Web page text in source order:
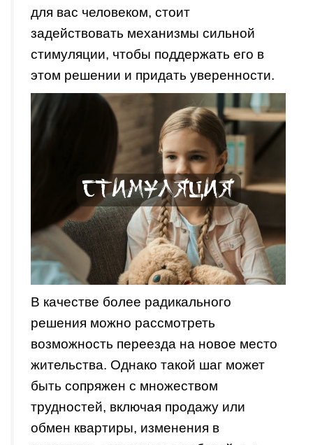
для вас человеком, стоит
задействовать механизмы сильной
стимуляции, чтобы поддержать его в
этом решении и придать уверенности.
В качестве более радикального
решения можно рассмотреть
возможность переезда на новое место
жительства. Однако такой шаг может
быть сопряжен с множеством
трудностей, включая продажу или
обмен квартиры, изменения в